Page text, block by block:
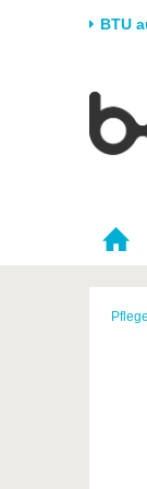
BTU
Karriere